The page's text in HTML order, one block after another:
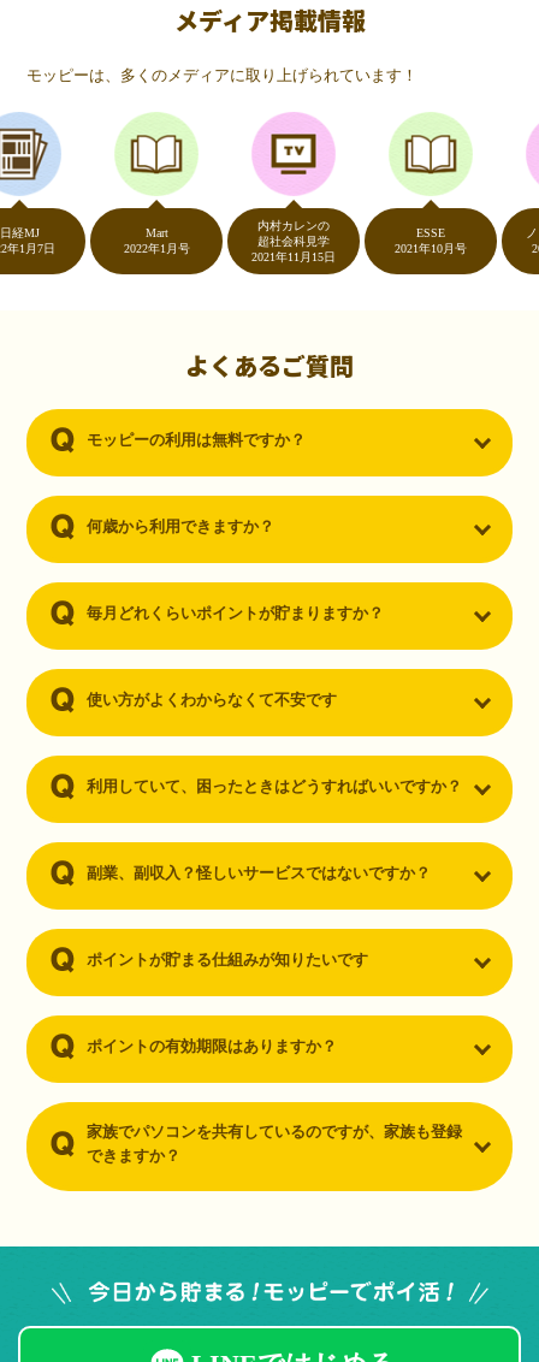
いつものネットショッピングが、モッピーでお得
（20代・女性）
友達に勧められてモッピーをはじめました。空いた時間にスマホで買
い物をすることが多いのですが、モッピーを経由するだけでショップ
のポイントとモッピーのポイントが二重で貯まることを知り、ビック
リ…！いつものネットショッピングをモッピーを経由するだけでポイ
ントが貯まるなんて…もっと早く教えてほしかった～！貯まったポイ
ントはギフト券に交換して、プチ贅沢を楽しんでます♪
（30代・男性）
ーを知りました。クレジットカードを発行するだけでポイントが貯ま
るならと無料登録して、クレジットカードの発行やアプリダウンロー
メディア掲載情報
モッピーは、多くのメディアに取り上げられています！
2022年1月号
内村カレンの
超社会科見学
2021年11月15日
2021年10月号
ノンスト
2020年5
よくあるご質問
モッピーの利用は無料ですか？
何歳から利用できますか？
毎月どれくらいポイントが貯まりますか？
使い方がよくわからなくて不安です
利用していて、困ったときはどうすればいいですか？
副業、副収入？怪しいサービスではないですか？
ポイントが貯まる仕組みが知りたいです
ポイントの有効期限はありますか？
家族でパソコンを共有しているのですが、家族も登録
できますか？